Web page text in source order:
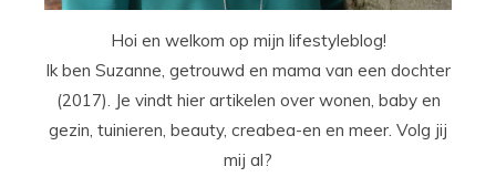
Hoi en welkom op mijn lifestyleblog!
Ik ben Suzanne, getrouwd en mama van een dochter
(2017). Je vindt hier artikelen over wonen, baby en
gezin, tuinieren, beauty, creabea-en en meer. Volg jij
mij al?